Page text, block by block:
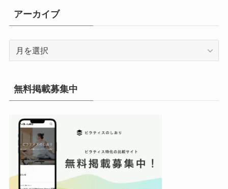
ー
アーカイブ
イ
ブ
無料掲載募集中